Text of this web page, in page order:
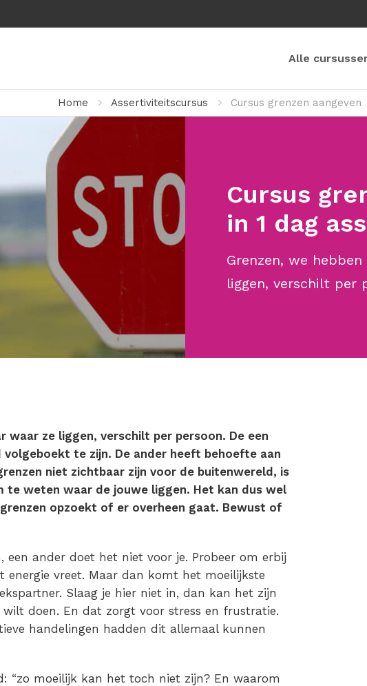
Alle
Home Assertiviteitscursus Cursus grenzen aangeven
Cursus
in 1 dag
Grenzen, we
liggen, verschilt per
waar ze liggen, verschilt per persoon. De een
te zijn. De ander heeft behoefte aan
niet zichtbaar zijn voor de buitenwereld, is
te weten waar de jouwe liggen. Het kan dus wel
opzoekt of er overheen gaat. Bewust of
een ander doet het niet voor je. Probeer om erbij
vreet. Maar dan komt het moeilijkste
Slaag je hier niet in, dan kan het zijn
doen. En dat zorgt voor stress en frustratie.
handelingen hadden dit allemaal kunnen
“zo moeilijk kan het toch niet zijn? En waarom